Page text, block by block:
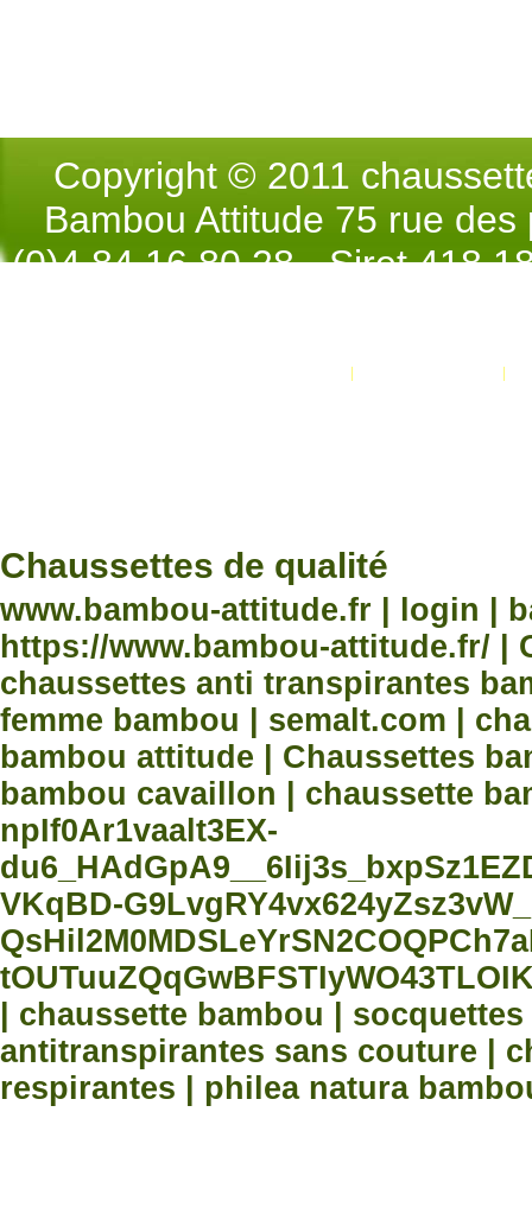
Copyright © 2011
Bambou Attitude 75 rue
(0)4.84.16.80.28 - Siret 418
Chaussettes de qualité
www.bambou-attitude.fr | login |
https://www.bambou-attitude.fr/ |
chaussettes anti transpirantes
femme bambou | semalt.com |
bambou attitude | Chaussettes
bambou cavaillon | chaussette
npIf0Ar1vaalt3EX-
VKqBD-
| chaussette bambou |
antitranspirantes sans couture |
respirantes | philea natura